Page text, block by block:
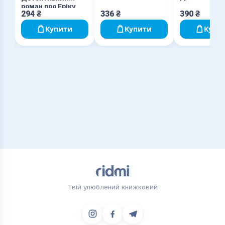
роман про Еріку
Фостер
294 ₴
Купити
336 ₴
Купити
390 ₴
Твій улюблений книжковий